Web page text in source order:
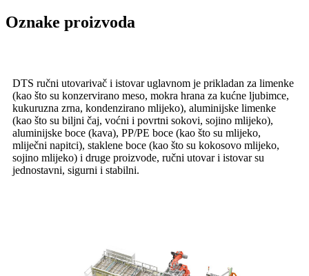
Oznake proizvoda
DTS ručni utovarivač i istovar uglavnom je prikladan za limenke
(kao što su konzervirano meso, mokra hrana za kućne ljubimce,
kukuruzna zrna, kondenzirano mlijeko), aluminijske limenke
(kao što su biljni čaj, voćni i povrtni sokovi, sojino mlijeko),
aluminijske boce (kava), PP/PE boce (kao što su mlijeko,
mliječni napitci), staklene boce (kao što su kokosovo mlijeko,
sojino mlijeko) i druge proizvode, ručni utovar i istovar su
jednostavni, sigurni i stabilni.